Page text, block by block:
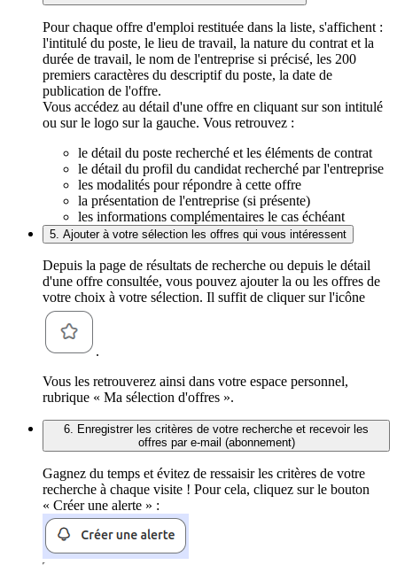
Pour chaque offre d'emploi restituée dans la liste, s'affichent :
l'intitulé du poste, le lieu de travail, la nature du contrat et la
durée de travail, le nom de l'entreprise si précisé, les 200
premiers caractères du descriptif du poste, la date de
publication de l'offre.
Vous accédez au détail d'une offre en cliquant sur son intitulé
ou sur le logo sur la gauche. Vous retrouvez :
le détail du poste recherché et les éléments de contrat
le détail du profil du candidat recherché par l'entreprise
les modalités pour répondre à cette offre
la présentation de l'entreprise (si présente)
les informations complémentaires le cas échéant
5. Ajouter à votre sélection les offres qui vous intéressent
Depuis la page de résultats de recherche ou depuis le détail
d'une offre consultée, vous pouvez ajouter la ou les offres de
votre choix à votre sélection. Il suffit de cliquer sur l'icône
.
Vous les retrouverez ainsi dans votre espace personnel,
rubrique « Ma sélection d'offres ».
6. Enregistrer les critères de votre recherche et recevoir les
offres par e-mail (abonnement)
Gagnez du temps et évitez de ressaisir les critères de votre
recherche à chaque visite ! Pour cela, cliquez sur le bouton
« Créer une alerte » :